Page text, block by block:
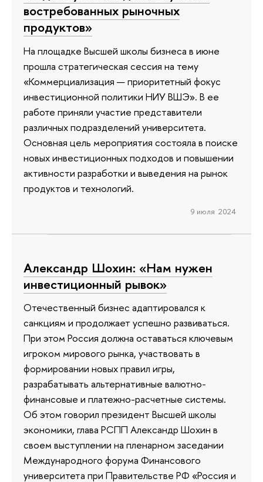
востребованных рыночных
продуктов»
На площадке Высшей школы бизнеса в июне
прошла стратегическая сессия на тему
«Коммерциализация — приоритетный фокус
инвестиционной политики НИУ ВШЭ». В ее
работе приняли участие представители
различных подразделений университета.
Основная цель мероприятия состояла в поиске
новых инвестиционных подходов и повышении
активности разработки и выведения на рынок
продуктов и технологий.
9 июля 2024
Александр Шохин: «Нам нужен
инвестиционный рывок»
Отечественный бизнес адаптировался к
санкциям и продолжает успешно развиваться.
При этом Россия должна оставаться ключевым
игроком мирового рынка, участвовать в
формировании новых правил игры,
разрабатывать альтернативные валютно-
финансовые и платежно-расчетные системы.
Об этом говорил президент Высшей школы
экономики, глава РСПП Александр Шохин в
своем выступлении на пленарном заседании
Международного форума Финансового
университета при Правительстве РФ «Россия и